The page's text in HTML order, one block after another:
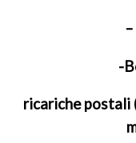
-
ricariche